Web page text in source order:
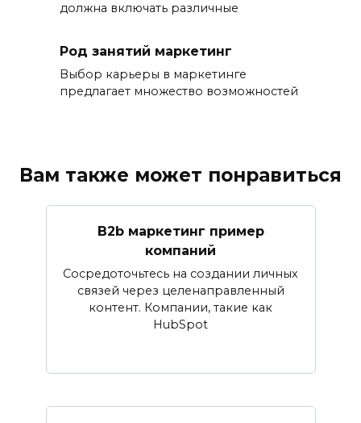
должна включать различные
Род занятий маркетинг
Выбор карьеры в маркетинге
предлагает множество возможностей
Вам также может понравиться
B2b маркетинг пример
компаний
Сосредоточьтесь на создании личных
связей через целенаправленный
контент. Компании, такие как
HubSpot